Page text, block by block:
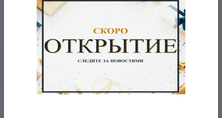
0 5 810 Р.
В корзину
Толстовка Criminal